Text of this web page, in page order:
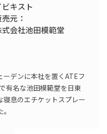
ビキスト
元：
式会社池田模範堂
デンに本社を置くATEフ
有名な池田模範堂を日東
息のエチケットスプレー